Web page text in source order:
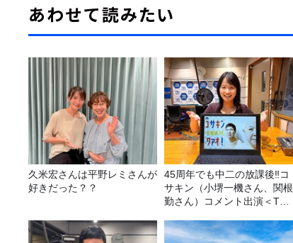
あわせて読みたい
久米宏さんは平野レミさんが
好きだった？？
45周年でも中二の放課後‼コ
サキン（小堺一機さん、関根
勤さん）コメント出演＜TBS
告＞